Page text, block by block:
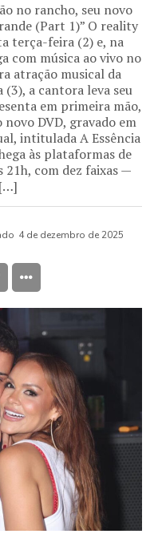
no rancho, seu novo
(Part 1)” O reality
terça-feira (2) e, na
com música ao vivo no
atração musical da
a cantora leva seu
em primeira mão,
DVD, gravado em
intitulada A Essência
às plataformas de
com dez faixas —
4 de dezembro de 2025